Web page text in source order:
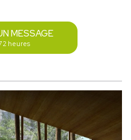
MESSAGE
heures